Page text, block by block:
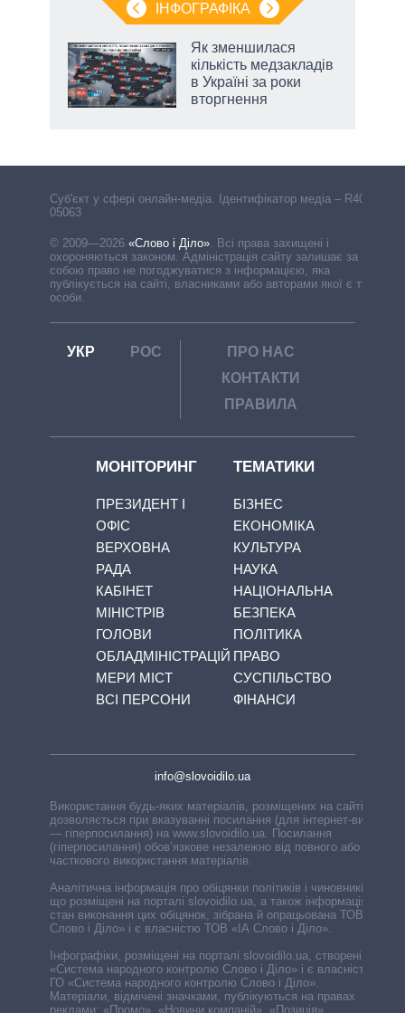
ІНФОГРАФІКА
Як зменшилася
кількість медзакладів
в Україні за роки
вторгнення
Cуб'єкт у сфері онлайн-медіа. Ідентифікатор медіа – R40-
05063
© 2009—2026 «Слово і Діло». Всі права захищені і
охороняються законом. Адміністрація сайту залишає за
собою право не погоджуватися з інформацією, яка
публікується на сайті, власниками або авторами якої є треті
особи.
УКР РОС
ПРО НАС
КОНТАКТИ
ПРАВИЛА
МОНІТОРИНГ
ПРЕЗИДЕНТ І
ОФІС
ВЕРХОВНА
РАДА
КАБІНЕТ
МІНІСТРІВ
ГОЛОВИ
ОБЛАДМІНІСТРАЦІЙ
МЕРИ МІСТ
ВСІ ПЕРСОНИ
ТЕМАТИКИ
БІЗНЕС
ЕКОНОМІКА
КУЛЬТУРА
НАУКА
НАЦІОНАЛЬНА
БЕЗПЕКА
ПОЛІТИКА
ПРАВО
СУСПІЛЬСТВО
ФІНАНСИ
info@slovoidilo.ua
Використання будь-яких матеріалів, розміщених на сайті,
дозволяється при вказуванні посилання (для інтернет-видань
— гіперпосилання) на www.slovoidilo.ua. Посилання
(гіперпосилання) обов’язкове незалежно від повного або
часткового використання матеріалів.
Аналітична інформація про обіцянки політиків і чиновників,
що розміщені на порталі slovoidilo.ua, а також інформація про
стан виконання цих обіцянок, зібрана й опрацьована ТОВ «ІА
Слово і Діло» і є власністю ТОВ «ІА Слово і Діло».
Інфографіки, розміщені на порталі slovoidilo.ua, створені ГО
«Система народного контролю Слово і Діло» і є власністю
ГО «Система народного контролю Слово і Діло».
Матеріали, відмічені значками, публікуються на правах
реклами: «Промо», «Новини компаній», «Позиція»,